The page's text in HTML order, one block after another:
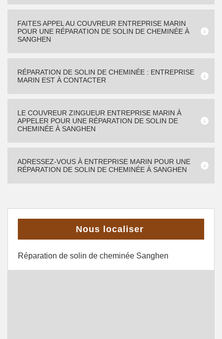
FAITES APPEL AU COUVREUR ENTREPRISE MARIN
POUR UNE RÉPARATION DE SOLIN DE CHEMINÉE À
SANGHEN
RÉPARATION DE SOLIN DE CHEMINÉE : ENTREPRISE
MARIN EST À CONTACTER
LE COUVREUR ZINGUEUR ENTREPRISE MARIN À
APPELER POUR UNE RÉPARATION DE SOLIN DE
CHEMINÉE À SANGHEN
ADRESSEZ-VOUS À ENTREPRISE MARIN POUR UNE
RÉPARATION DE SOLIN DE CHEMINÉE À SANGHEN
Nous localiser
Réparation de solin de cheminée Sanghen